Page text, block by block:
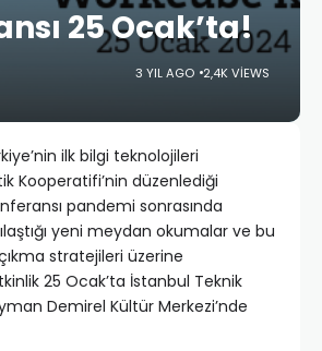
25 Ocak’ta!
3 YIL AGO 2,4K VIEWS
ilk bilgi teknolojileri
Kooperatifi’nin düzenlediği
pandemi sonrasında
yeni meydan okumalar ve bu
stratejileri üzerine
25 Ocak’ta İstanbul Teknik
Demirel Kültür Merkezi’nde